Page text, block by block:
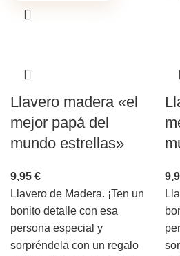
Llavero madera «el
mejor papá del
mundo estrellas»
9,95 €
Llavero de Madera. ¡Ten un
bonito detalle con esa
persona especial y
sorpréndela con un regalo